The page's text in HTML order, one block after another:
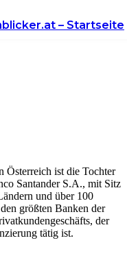
– Startseite
Österreich ist die Tochter
Santander S.A., mit Sitz
und über 100
größten Banken der
der
tätig ist.